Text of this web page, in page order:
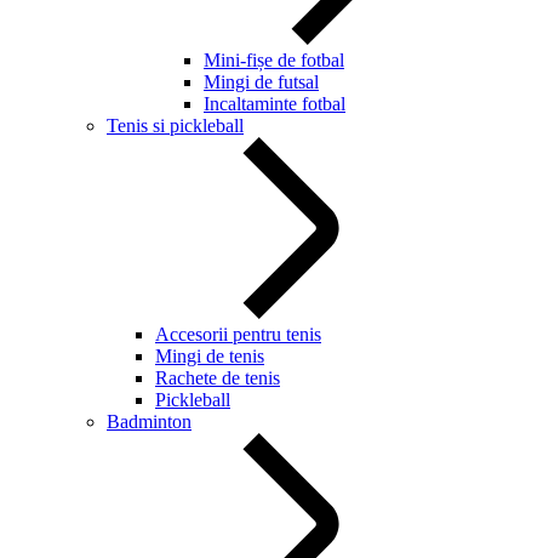
Mini-fișe de fotbal
Mingi de futsal
Incaltaminte fotbal
Tenis si pickleball
Accesorii pentru tenis
Mingi de tenis
Rachete de tenis
Pickleball
Badminton